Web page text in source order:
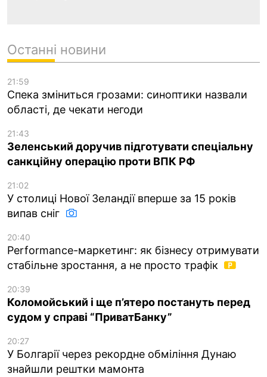
Останні новини
21:59
Спека зміниться грозами: синоптики назвали
області, де чекати негоди
21:43
Зеленський доручив підготувати спеціальну
санкційну операцію проти ВПК РФ
21:02
У столиці Нової Зеландії вперше за 15 років
випав сніг
20:40
Performance-маркетинг: як бізнесу отримувати
стабільне зростання, а не просто трафік
20:39
Коломойський і ще п’ятеро постануть перед
судом у справі “ПриватБанку”
20:27
У Болгарії через рекордне обміління Дунаю
знайшли рештки мамонта